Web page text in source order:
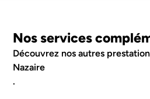
Nos services
Découvrez nos autres
Nazaire
.